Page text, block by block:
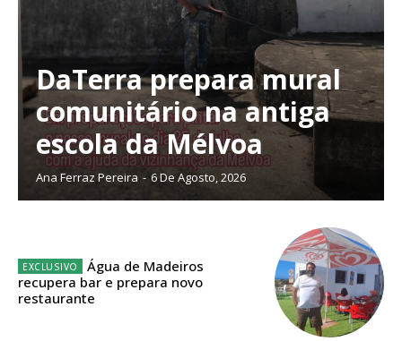
Planos de Assinatura
Faça-se assinante do Região de Cister e ajude-nos a manter este serviço
público!
Sendo assinante terá acesso a todos os conteúdos exclusivos e versões
DaTerra prepara mural
comunitário na antiga
escola da Mélvoa
Ana Ferraz Pereira - 6 De Agosto, 2026
Água de Madeiros
recupera bar e prepara novo
restaurante